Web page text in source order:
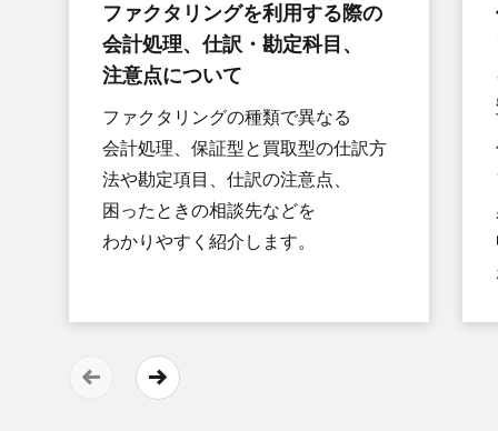
ファクタリングを​利用する​際の​
会計処理、​仕訳・勘定科目、​
注意点に​ついて
ファクタリングの​種類で​異なる​
会計処理、​保証型と​買取型の​仕訳方​
法や​勘定項目、​仕訳の​注意点、​
困った​ときの​相談先などを​
わかりやすく​紹介します。